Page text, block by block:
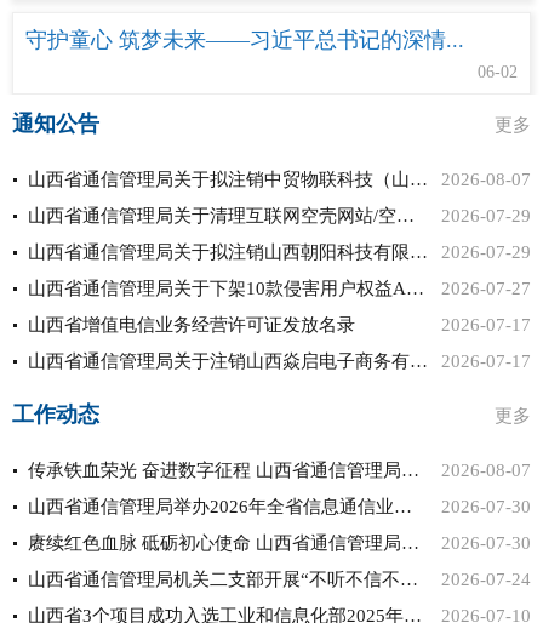
守护童心 筑梦未来——习近平总书记的深情...
06-02
通知公告 更多
2026-08-07
山西省通信管理局关于拟注销中贸物联科技（山西）有限公司等2家...
2026-07-29
山西省通信管理局关于清理互联网空壳网站/空壳主体/空壳移动应...
2026-07-29
山西省通信管理局关于拟注销山西朝阳科技有限公司等17家企业增...
2026-07-27
山西省通信管理局关于下架10款侵害用户权益APP的通报
2026-07-17
山西省增值电信业务经营许可证发放名录
2026-07-17
山西省通信管理局关于注销山西焱启电子商务有限公司增值电信业务...
工作动态 更多
2026-08-07
传承铁血荣光 奋进数字征程 山西省通信管理局举办庆祝八一建军...
2026-07-30
山西省通信管理局举办2026年全省信息通信业网络与数据安全专...
2026-07-30
赓续红色血脉 砥砺初心使命 山西省通信管理局组织参观“伟大开...
2026-07-24
山西省通信管理局机关二支部开展“不听不信不贪恋，构筑反诈‘心...
2026-07-10
山西省3个项目成功入选工业和信息化部2025年度新型信息基础...